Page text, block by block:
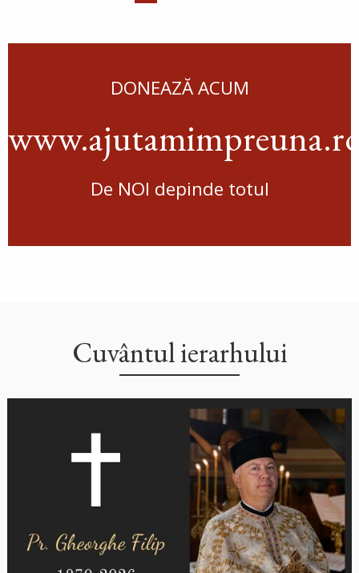
DONEAZĂ ACUM
De NOI depinde totul
Cuvântul ierarhului